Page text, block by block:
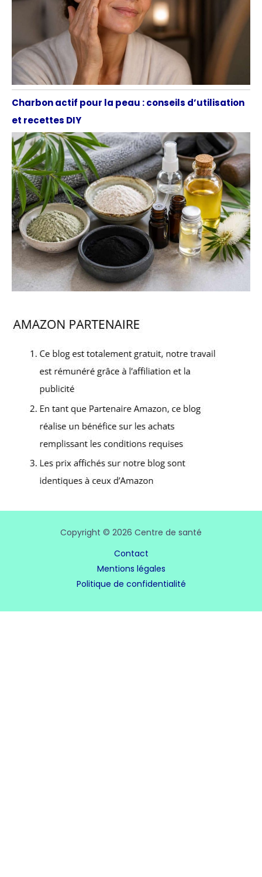
Charbon actif pour la peau : conseils d’utilisation
et recettes DIY
Copyright © 2026 Centre de santé
Contact
Mentions légales
Politique de confidentialité